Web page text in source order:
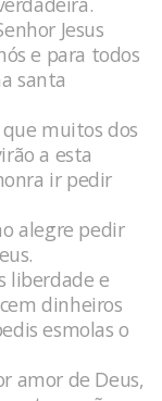
Jesus
e para todos
santa
que muitos dos
a esta
ir pedir
alegre pedir
liberdade e
dinheiros
esmolas o
amor de Deus,